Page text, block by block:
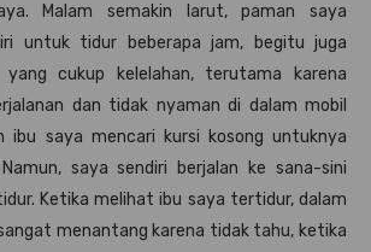
Malam semakin larut, paman saya
untuk tidur beberapa jam, begitu juga
cukup kelelahan, terutama karena
dan tidak nyaman di dalam mobil
ibu saya mencari kursi kosong untuknya
saya sendiri berjalan ke sana-sini
Ketika melihat ibu saya tertidur, dalam
menantang karena tidak tahu, ketika